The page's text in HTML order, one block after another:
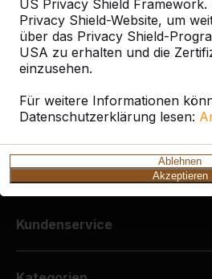
US Privacy Shield Framework.
Privacy Shield-Website, um
über das Privacy Shield-
USA zu erhalten und die
einzusehen.
Für weitere Informationen
Datenschutzerklärung lesen:
Ablehnen
Akzeptieren
Diekerstraße 97
42781 Haan
Deutschland
+49 212 934 77 25
info@HeBlad.de
Kundenservice